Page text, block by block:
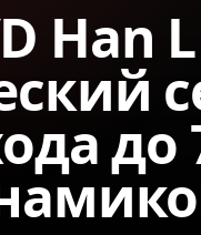
Han L
до